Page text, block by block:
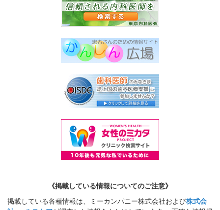
《掲載している情報についてのご注意》
掲載している各種情報は、ミーカンパニー株式会社および株式会